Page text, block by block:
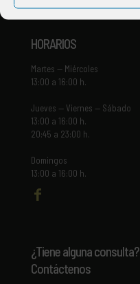
46650 Canals (Valencia)
HORARIOS
Martes — Miércoles
13:00 a 16:00 h.
Jueves — Viernes — Sábado
13:00 a 16:00 h.
20:45 a 23:00 h.
Domingos
13:00 a 16:00 h.
¿Tiene alguna consulta?
Contáctenos